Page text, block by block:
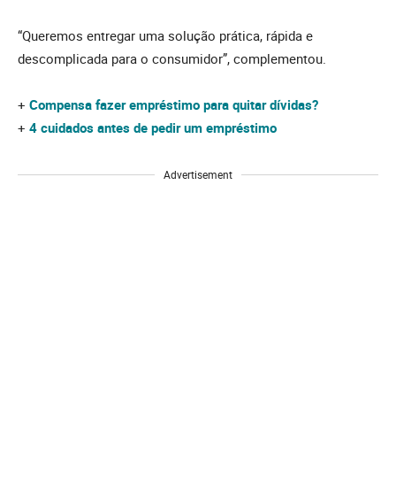
“Queremos entregar uma solução prática, rápida e
descomplicada para o consumidor”, complementou.
+ Compensa fazer empréstimo para quitar dívidas?
+ 4 cuidados antes de pedir um empréstimo
Advertisement